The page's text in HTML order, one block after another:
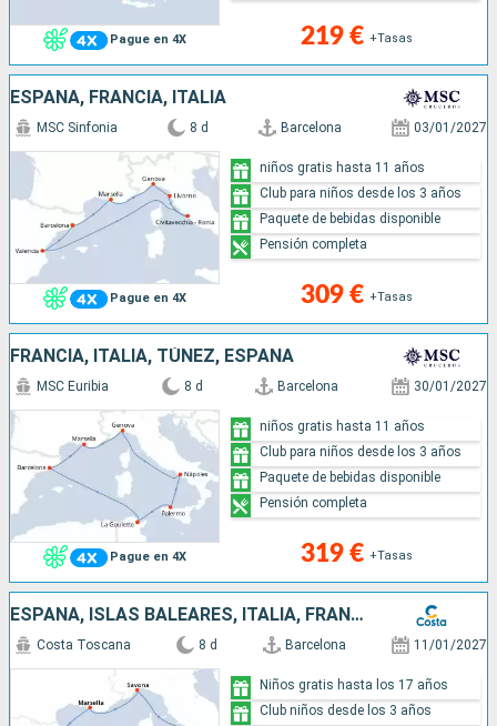
Pague en 4X 219 € +Tasas
ESPAÑA, FRANCIA, ITALIA
Pague en 4X
MSC Sinfonia 8 d Barcelona 03/01/2027
309 € +Tasas
niños gratis hasta 11 años
Club para niños desde los 3 años
Paquete de bebidas disponible
Pensión completa
FRANCIA, ITALIA, TÚNEZ, ESPAÑA
Pague en 4X
MSC Euribia 8 d Barcelona 30/01/2027
319 € +Tasas
niños gratis hasta 11 años
Club para niños desde los 3 años
Paquete de bebidas disponible
Pensión completa
ESPAÑA, ISLAS BALEARES, ITALIA, FRANCIA
Costa Toscana 8 d Barcelona 11/01/2027
Niños gratis hasta los 17 años
Club niños desde los 3 años